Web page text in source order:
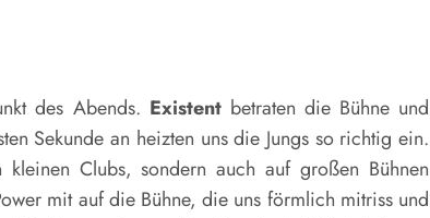
des Abends. Existent betraten die Bühne und
Sekunde an heizten uns die Jungs so richtig ein.
Clubs, sondern auch auf großen Bühnen
mit auf die Bühne, die uns förmlich mitriss und